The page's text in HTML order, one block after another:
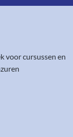
voor cursussen en